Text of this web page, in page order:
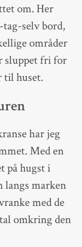
om. Her
selv bord,
områder
sluppet fri for
til huset.
har jeg
Med en
på hugst i
langs marken
med de
omkring den